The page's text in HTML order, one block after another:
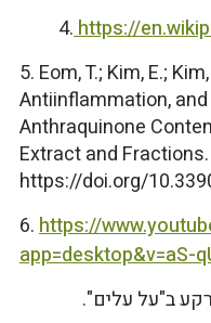
4.https://
5. Eom, T.; Kim, E.;
Antiinflammation,
Anthraquinone
Extract and
https://doi.org/
6.https://
app=desktop&v=aS-
ב"על עלים".